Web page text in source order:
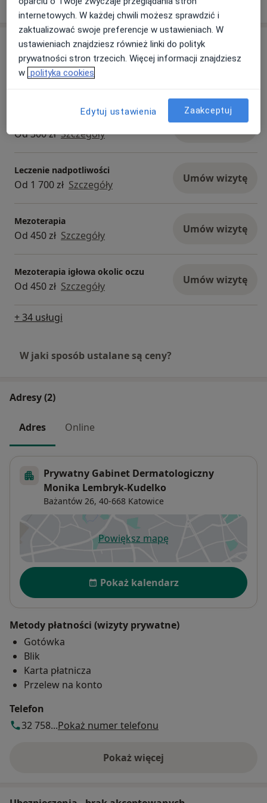
Dermatologia i wenerologiao doświadczeniu
Usługi i ceny
Konsultacja dermatologiczna
Od 250 zł Szczegóły
Od 300 zł Szczegóły
Leczenie nadpotliwości
Od 1 700 zł Szczegóły Umów wizytę
Mezoterapia
Od 450 zł Szczegóły Umów wizytę
Mezoterapia igłowa okolic oczu
Od 450 zł Szczegóły Umów wizytę
+ 34 usługi
W jaki sposób ustalane są ceny?
Adresy (2)
Adres Online
Prywatny Gabinet Dermatologiczny
Monika Lembryk-Kudelko
Bażantów 26, 40-668 Katowice
Powiększ mapęotwiera się w nowej karcie
Dostępność
Pokaż kalendarz
Metody płatności (wizyty prywatne)
Gotówka
Blik
Karta płatnicza
Przelew na konto
Telefon
32 758...Pokaż numer telefonu
Pokaż więcej
o adresie
internetowych. W każdej chwili możesz sprawdzić i
zaktualizować swoje preferencje w ustawieniach. W
ustawieniach znajdziesz również linki do polityk
prywatności stron trzecich. Więcej informacji znajdziesz
w polityka cookies
Edytuj ustawienia Zaakceptuj